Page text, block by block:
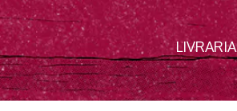
LIVRARIA